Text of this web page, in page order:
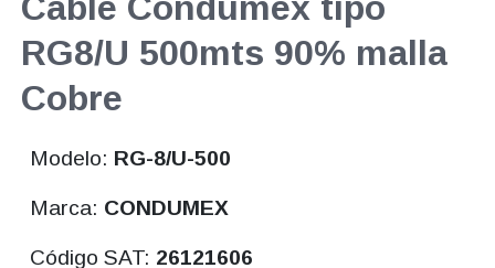
RG8/U 500mts 90% malla
Cobre
Modelo: RG-8/U-500
Marca: CONDUMEX
Código SAT: 26121606